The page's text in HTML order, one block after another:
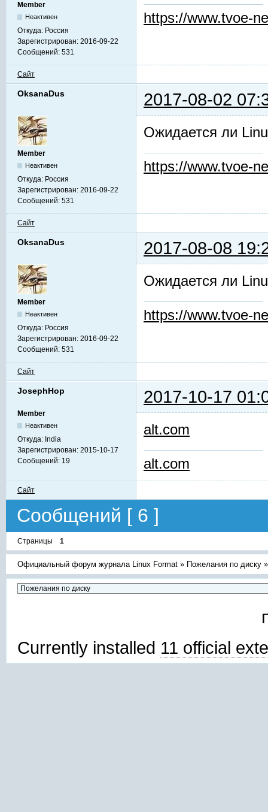
Member
Неактивен
Откуда: Россия
Зарегистрирован: 2016-09-22
Сообщений: 531
https://www.tvoe-
Сайт
OksanaDus 2017-08-02
Member
Неактивен
Откуда: Россия
Зарегистрирован: 2016-09-22
Сообщений: 531
Ожидается ли
https://www.tvoe-
Сайт
OksanaDus 2017-08-08
Member
Неактивен
Откуда: Россия
Зарегистрирован: 2016-09-22
Сообщений: 531
Ожидается ли
https://www.tvoe-
Сайт
JosephHop 2017-10-17
Member
Неактивен
Откуда: India
Зарегистрирован: 2015-10-17
Сообщений: 19
alt.com
alt.com
Сайт
Сообщений [ 6 ]
Страницы 1
Официальный форум журнала Linux Format » Пожелания по диску
Currently installed 11 official